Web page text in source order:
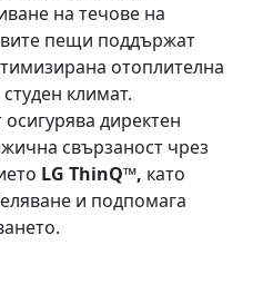
на течове на
пещи поддържат
отоплителна
климат.
директен
свързаност чрез
LG ThinQ™, като
и подпомага